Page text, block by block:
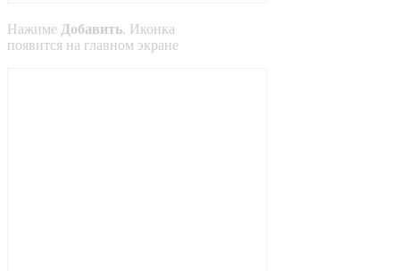
Нажиме Добавить. Иконка
появится на главном экране